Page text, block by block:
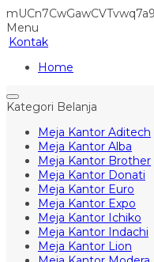
Menu
Kontak
Home
Kategori Belanja
Meja Kantor Aditech
Meja Kantor Alba
Meja Kantor Brother
Meja Kantor Donati
Meja Kantor Euro
Meja Kantor Expo
Meja Kantor Ichiko
Meja Kantor Indachi
Meja Kantor Lion